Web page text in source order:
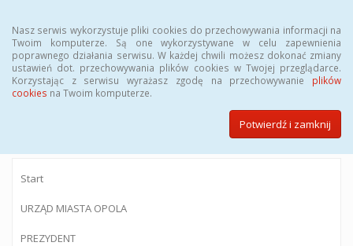
Nasz serwis wykorzystuje pliki cookies do przechowywania informacji na
Twoim komputerze. Są one wykorzystywane w celu zapewnienia
poprawnego działania serwisu. W każdej chwili możesz dokonać zmiany
ustawień dot. przechowywania plików cookies w Twojej przeglądarce.
Korzystając z serwisu wyrażasz zgodę na przechowywanie plików
cookies na Twoim komputerze.
Potwierdź i zamknij
BIULETYN INFORMACJI PUBLICZNEJ
Urzędu Miasta Opola
Start
URZĄD MIASTA OPOLA
PREZYDENT